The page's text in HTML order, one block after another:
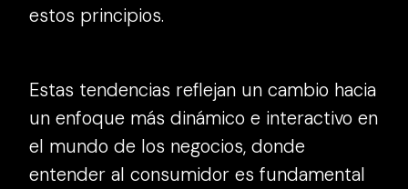
estos principios.
Estas tendencias reflejan un cambio hacia
un enfoque más dinámico e interactivo en
el mundo de los negocios, donde
entender al consumidor es fundamental